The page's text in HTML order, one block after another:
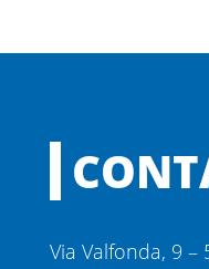
Via Valfonda, 9 –